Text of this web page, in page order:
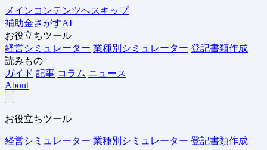
メインコンテンツへスキップ
補助金さがすAI
お役立ちツール
経営シミュレーター 業種別シミュレーター 登記書類作成
読みもの
ガイド 記事 コラム ニュース
About
お役立ちツール
経営シミュレーター 業種別シミュレーター 登記書類作成